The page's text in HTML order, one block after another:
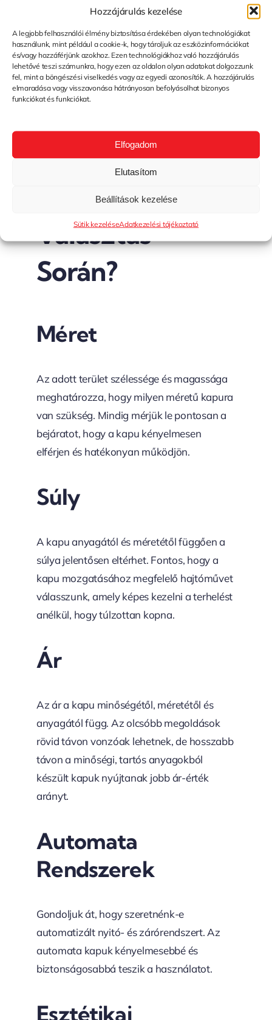
Hozzájárulás kezelése
A legjobb felhasználói élmény biztosítása érdekében olyan technológiákat
használunk, mint például a cookie-k, hogy tároljuk az eszközinformációkat
és/vagy hozzáférjünk azokhoz. Ezen technológiákhoz való hozzájárulás
lehetővé teszi számunkra, hogy ezen az oldalon olyan adatokat dolgozzunk
fel, mint a böngészési viselkedés vagy az egyedi azonosítók. A hozzájárulás
elmaradása vagy visszavonása hátrányosan befolyásolhat bizonyos
funkciókat és funkciókat.
Elfogadom
Elutasítom
Beállítások kezelése
Sütik kezeléseAdatkezelési tájékoztató
fontos, hogy a telepítés helyén
elegendő szabad terület álljon
rendelkezésre.
Milyen
Tényezőket
Vegyünk
Figyelembe A
Választás
Során?
Méret
Az adott terület szélessége és magassága
meghatározza, hogy milyen méretű kapura
van szükség. Mindig mérjük le pontosan a
bejáratot, hogy a kapu kényelmesen
elférjen és hatékonyan működjön.
Súly
A kapu anyagától és méretétől függően a
súlya jelentősen eltérhet. Fontos, hogy a
kapu mozgatásához megfelelő hajtóművet
válasszunk, amely képes kezelni a terhelést
anélkül, hogy túlzottan kopna.
Ár
Az ár a kapu minőségétől, méretétől és
anyagától függ. Az olcsóbb megoldások
rövid távon vonzóak lehetnek, de hosszabb
távon a minőségi, tartós anyagokból
készült kapuk nyújtanak jobb ár-érték
arányt.
Automata
Rendszerek
Gondoljuk át, hogy szeretnénk-e
automatizált nyitó- és zárórendszert. Az
automata kapuk kényelmesebbé és
biztonságosabbá teszik a használatot.
Esztétikai